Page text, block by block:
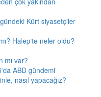
Kürt siyasetçiler
Halep'te neler oldu?
mı var?
ABD gündemi
nasıl yapacağız?